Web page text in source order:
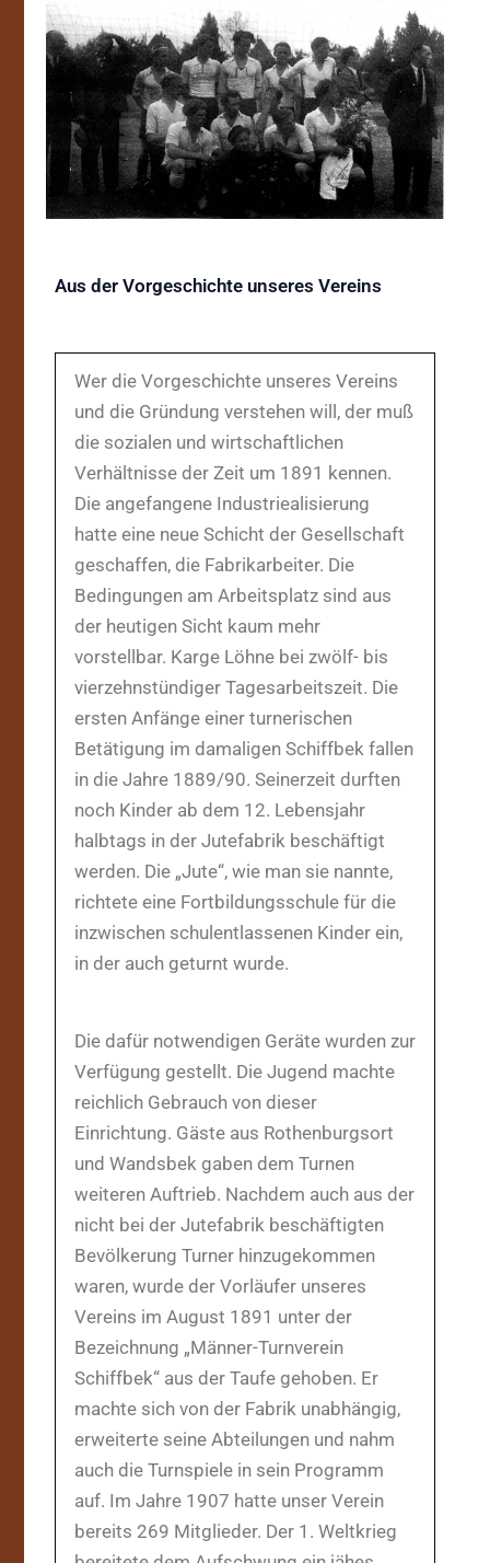
Aus der Vorgeschichte unseres Vereins
Wer die Vorgeschichte unseres Vereins
und die Gründung verstehen will, der muß
die sozialen und wirtschaftlichen
Verhältnisse der Zeit um 1891 kennen.
Die angefangene Industriealisierung
hatte eine neue Schicht der Gesellschaft
geschaffen, die Fabrikarbeiter. Die
Bedingungen am Arbeitsplatz sind aus
der heutigen Sicht kaum mehr
vorstellbar. Karge Löhne bei zwölf- bis
vierzehnstündiger Tagesarbeitszeit. Die
ersten Anfänge einer turnerischen
Betätigung im damaligen Schiffbek fallen
in die Jahre 1889/90. Seinerzeit durften
noch Kinder ab dem 12. Lebensjahr
halbtags in der Jutefabrik beschäftigt
werden. Die „Jute“, wie man sie nannte,
richtete eine Fortbildungsschule für die
inzwischen schulentlassenen Kinder ein,
in der auch geturnt wurde.
Die dafür notwendigen Geräte wurden zur
Verfügung gestellt. Die Jugend machte
reichlich Gebrauch von dieser
Einrichtung. Gäste aus Rothenburgsort
und Wandsbek gaben dem Turnen
weiteren Auftrieb. Nachdem auch aus der
nicht bei der Jutefabrik beschäftigten
Bevölkerung Turner hinzugekommen
waren, wurde der Vorläufer unseres
Vereins im August 1891 unter der
Bezeichnung „Männer-Turnverein
Schiffbek“ aus der Taufe gehoben. Er
machte sich von der Fabrik unabhängig,
erweiterte seine Abteilungen und nahm
auch die Turnspiele in sein Programm
auf. Im Jahre 1907 hatte unser Verein
bereits 269 Mitglieder. Der 1. Weltkrieg